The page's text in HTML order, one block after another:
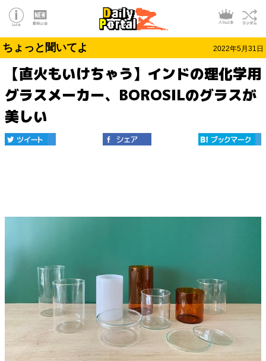
ちょっと聞いてよ 2022年5月31日
【直火もいけちゃう】インドの理化学用
グラスメーカー、BOROSILのグラスが
美しい